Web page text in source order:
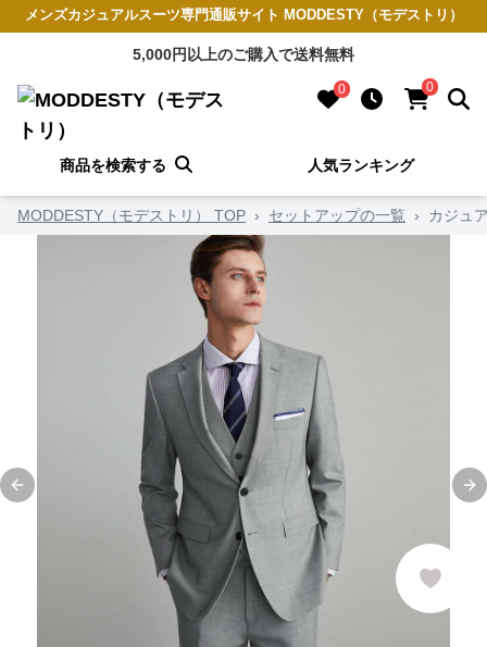
メンズカジュアルスーツ専門通販サイト MODDESTY（モデストリ）
5,000円以上のご購入で送料無料
0 0
商品を検索する 人気ランキング
MODDESTY（モデストリ） TOP › セットアップの一覧 › カジュ
Previous slide